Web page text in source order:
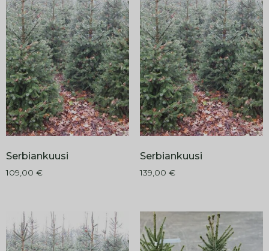
Serbiankuusi
109,00 €
Serbiankuusi
139,00 €